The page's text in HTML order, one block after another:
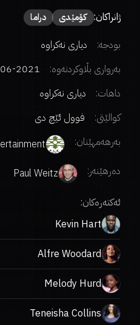
ژانراکان: كۆمێدی دراما
بودجە:
دیاری نەکراوە
بەرواری بڵاوکردنەوە:
2021-06-18
داهات:
دیاری نەکراوە
کوالێتی:
فوول ئێچ دی
بەرهەمهێنان:
دەرهێنەر:
Paul Weitz
ئەکتەرەکان:
Kevin Hart
Alfre Woodard
Melody Hurd
Teneisha Collins